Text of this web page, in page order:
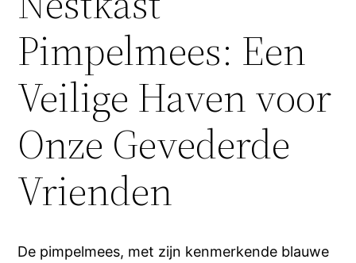
Pimpelmees: Een
Veilige Haven voor
Onze Gevederde
Vrienden
De pimpelmees, met zijn kenmerkende blauwe